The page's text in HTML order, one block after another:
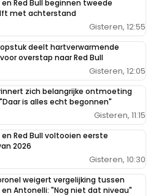
Red Bull beginnen tweede
met achterstand
Gisteren, 12:55
deelt hartverwarmende
overstap naar Red Bull
Gisteren, 12:05
zich belangrijke ontmoeting
is alles echt begonnen"
Gisteren, 11:15
Red Bull voltooien eerste
2026
Gisteren, 10:30
weigert vergelijking tussen
Antonelli: "Nog niet dat niveau"